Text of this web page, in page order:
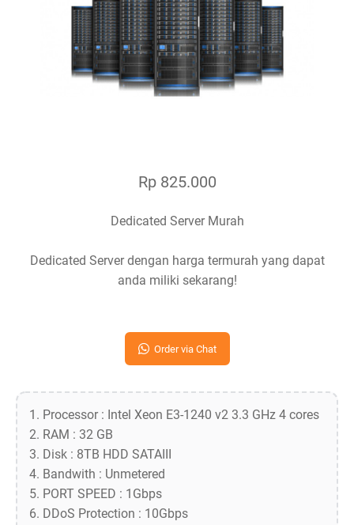
Rp 825.000
Dedicated Server Murah
Dedicated Server dengan harga termurah yang dapat
anda miliki sekarang!
Order via Chat
1. Processor : Intel Xeon E3-1240 v2 3.3 GHz 4 cores
2. RAM : 32 GB
3. Disk : 8TB HDD SATAIII
4. Bandwith : Unmetered
5. PORT SPEED : 1Gbps
6. DDoS Protection : 10Gbps